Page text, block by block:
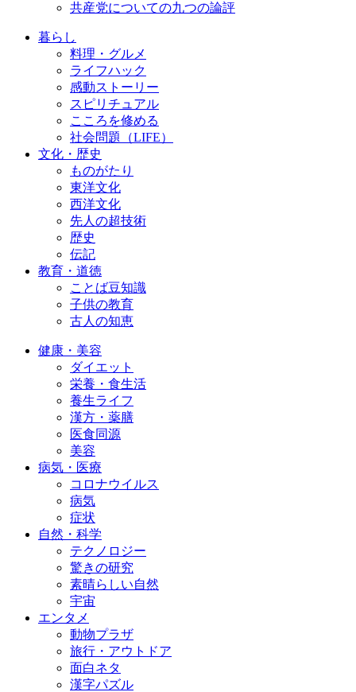
共産党についての九つの論評
暮らし
料理・グルメ
ライフハック
感動ストーリー
スピリチュアル
こころを修める
社会問題（LIFE）
文化・歴史
ものがたり
東洋文化
西洋文化
先人の超技術
歴史
伝記
教育・道徳
ことば豆知識
子供の教育
古人の知恵
健康・美容
ダイエット
栄養・食生活
養生ライフ
漢方・薬膳
医食同源
美容
病気・医療
コロナウイルス
病気
症状
自然・科学
テクノロジー
驚きの研究
素晴らしい自然
宇宙
エンタメ
動物プラザ
旅行・アウトドア
面白ネタ
漢字パズル